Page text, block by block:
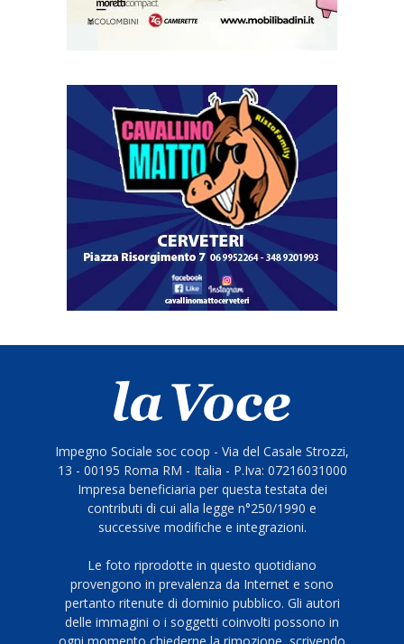
Impegno Sociale soc coop - Via del Casale Strozzi,
13 - 00195 Roma RM - Italia - P.Iva: 07216031000
Impresa beneficiaria per questa testata dei
contributi di cui alla legge n°250/1990 e
successive modifiche e integrazioni.
Le foto riprodotte in questo quotidiano
provengono in prevalenza da Internet e sono
pertanto ritenute di dominio pubblico. Gli autori
delle immagini o i soggetti coinvolti possono in